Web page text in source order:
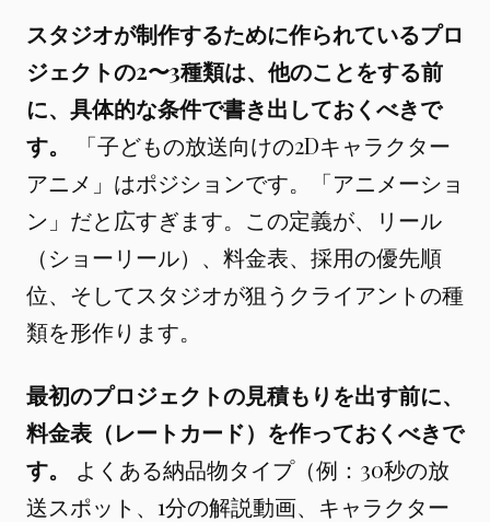
スタジオが制作するために作られているプロ
ジェクトの2〜3種類は、他のことをする前
に、具体的な条件で書き出しておくべきで
す。
「子どもの放送向けの2Dキャラクター
アニメ」はポジションです。「アニメーショ
ン」だと広すぎます。この定義が、リール
（ショーリール）、料金表、採用の優先順
位、そしてスタジオが狙うクライアントの種
類を形作ります。
最初のプロジェクトの見積もりを出す前に、
料金表（レートカード）を作っておくべきで
す。
よくある納品物タイプ（例：30秒の放
送スポット、1分の解説動画、キャラクター